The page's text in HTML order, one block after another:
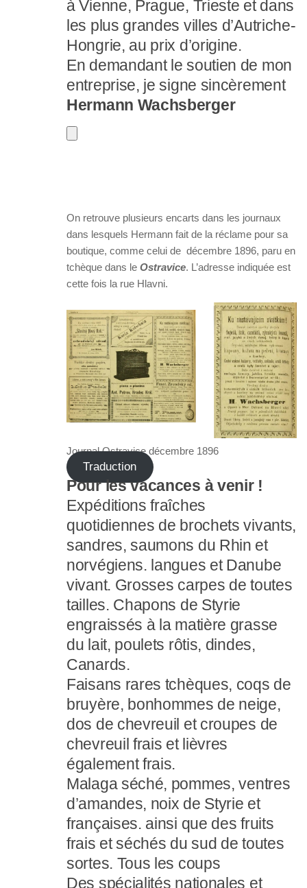
à Vienne, Prague, Trieste et dans
les plus grandes villes d’Autriche-
Hongrie, au prix d’origine.
En demandant le soutien de mon
entreprise, je signe sincèrement
Hermann Wachsberger
On retrouve plusieurs encarts dans les journaux
dans lesquels Hermann fait de la réclame pour sa
boutique, comme celui de décembre 1896, paru en
tchèque dans le Ostravice. L’adresse indiquée est
cette fois la rue Hlavni.
Journal Ostravice décembre 1896
Traduction
Pour les vacances à venir !
Expéditions fraîches
quotidiennes de brochets vivants,
sandres, saumons du Rhin et
norvégiens. langues et Danube
vivant. Grosses carpes de toutes
tailles. Chapons de Styrie
engraissés à la matière grasse
du lait, poulets rôtis, dindes,
Canards.
Faisans rares tchèques, coqs de
bruyère, bonhommes de neige,
dos de chevreuil et croupes de
chevreuil frais et lièvres
également frais.
Malaga séché, pommes, ventres
d’amandes, noix de Styrie et
françaises. ainsi que des fruits
frais et séchés du sud de toutes
sortes. Tous les coups
Des spécialités nationales et